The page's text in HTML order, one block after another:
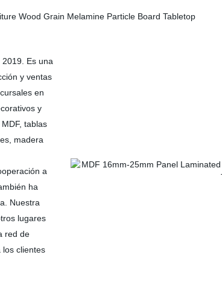
Es una
y ventas
en
y
tablas
madera
a
ha
Nuestra
lugares
red de
los clientes